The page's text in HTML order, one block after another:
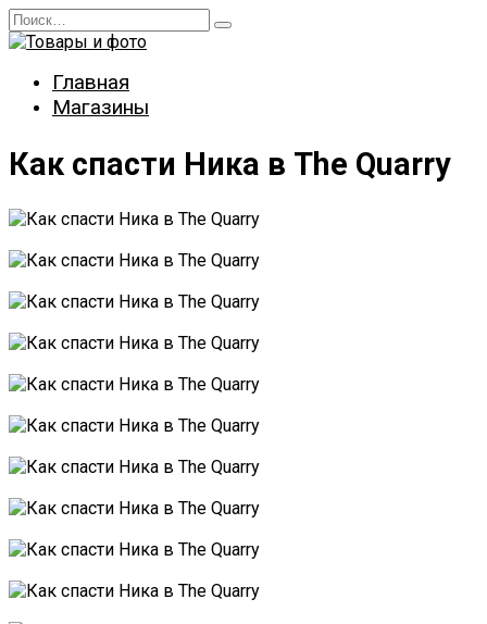
Перейти
к
Search
for:
Главная
Магазины
Как спасти Ника в The Quarry